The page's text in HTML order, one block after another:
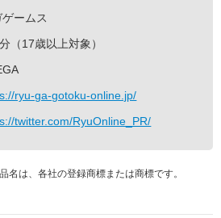
ゲームス
（17歳以上対象）
ryu-ga-gotoku-online.jp/
twitter.com/RyuOnline_PR/
は、各社の登録商標または商標です。